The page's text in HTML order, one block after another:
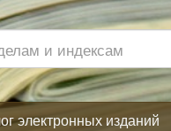
электронных изданий